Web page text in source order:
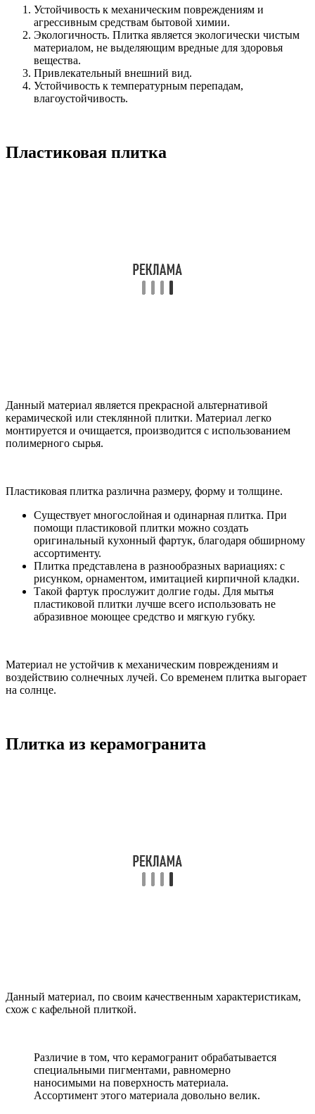
Устойчивость к механическим повреждениям и
агрессивным средствам бытовой химии.
Экологичность. Плитка является экологически чистым
материалом, не выделяющим вредные для здоровья
вещества.
Привлекательный внешний вид.
Устойчивость к температурным перепадам,
влагоустойчивость.
Пластиковая плитка
Данный материал является прекрасной альтернативой
керамической или стеклянной плитки. Материал легко
монтируется и очищается, производится с использованием
полимерного сырья.
Пластиковая плитка различна размеру, форму и толщине.
Существует многослойная и одинарная плитка. При
помощи пластиковой плитки можно создать
оригинальный кухонный фартук, благодаря обширному
ассортименту.
Плитка представлена в разнообразных вариациях: с
рисунком, орнаментом, имитацией кирпичной кладки.
Такой фартук прослужит долгие годы. Для мытья
пластиковой плитки лучше всего использовать не
абразивное моющее средство и мягкую губку.
Материал не устойчив к механическим повреждениям и
воздействию солнечных лучей. Со временем плитка выгорает
на солнце.
Плитка из керамогранита
Данный материал, по своим качественным характеристикам,
схож с кафельной плиткой.
Различие в том, что керамогранит обрабатывается
специальными пигментами, равномерно
наносимыми на поверхность материала.
Ассортимент этого материала довольно велик.